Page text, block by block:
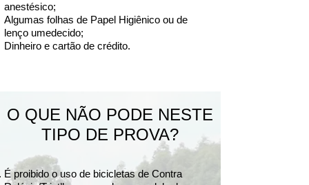
40. ✅👕 Djecson Morais - 200 km - Porto
Alegre
41. ✅👕 Dionara Aragon - 60 km - Bagé
42. ✅ Darlan Sarmento Nunes - 60 km -
44. ✅ Carlos Eduardo Oyarzabal Ferraz
-200 km - Bagé
45. ❌ Anderson Dorneles Velasques - 200
km - ALEGRETE
46. ✅ Carina da Silva - 120 km  Vila Nova
anestésico;
Algumas folhas de Papel Higiênico ou de
lenço umedecido;
Dinheiro e cartão de crédito.
O QUE NÃO PODE NESTE
TIPO DE PROVA?
É proibido o uso de bicicletas de Contra